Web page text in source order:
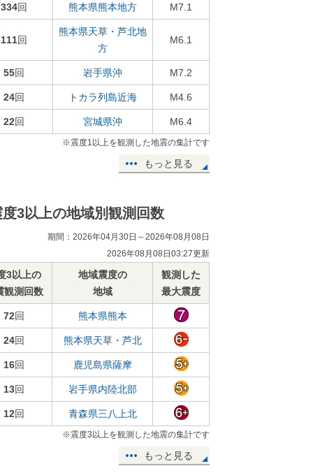
334回 熊本県熊本地方 M7.1
111回
熊本県天草・芦北地
方
M6.1
55回 岩手県沖 M7.2
24回 トカラ列島近海 M4.6
22回 宮城県沖 M6.4
※震度1以上を観測した地震の集計です
もっと見る
度3以上の地域別観測回数
期間：2026年04月30日～2026年08月08日
2026年08月08日03:27更新
3以上の
観測回数
地域震度の
地域
観測した
最大震度
72回 熊本県熊本
24回 熊本県天草・芦北
16回 鹿児島県薩摩
13回 岩手県内陸北部
12回 青森県三八上北
※震度3以上を観測した地震の集計です
もっと見る